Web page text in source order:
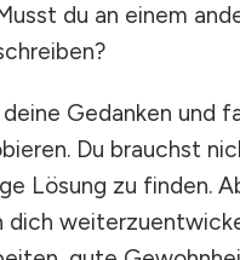
du an einem
Gedanken und
Du brauchst
Lösung zu finden.
dich